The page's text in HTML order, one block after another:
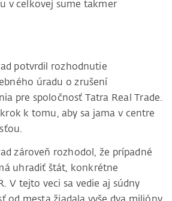
v celkovej sume takmer
potvrdil rozhodnutie
úradu o zrušení
pre spoločnosť Tatra Real Trade.
k tomu, aby sa jama v centre
zároveň rozhodol, že prípadné
uhradiť štát, konkrétne
V tejto veci sa vedie aj súdny